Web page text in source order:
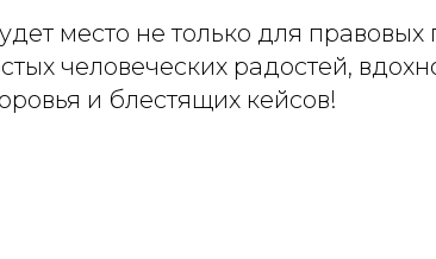
место не только для правовых
человеческих радостей,
и блестящих кейсов!